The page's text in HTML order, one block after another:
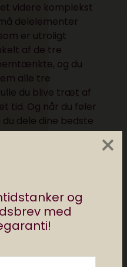
og
med
×
videre komplekst
delelementer
er utroligt
af de tre
og du
alle tre
du blive træt af
tid. Og når du føler
dele dine bedste
af verden og se,